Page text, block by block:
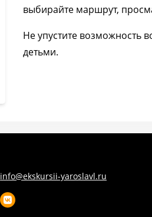
выбирайте маршрут,
Не упустите возможность
детьми.
info@ekskursii-yaroslavl.ru